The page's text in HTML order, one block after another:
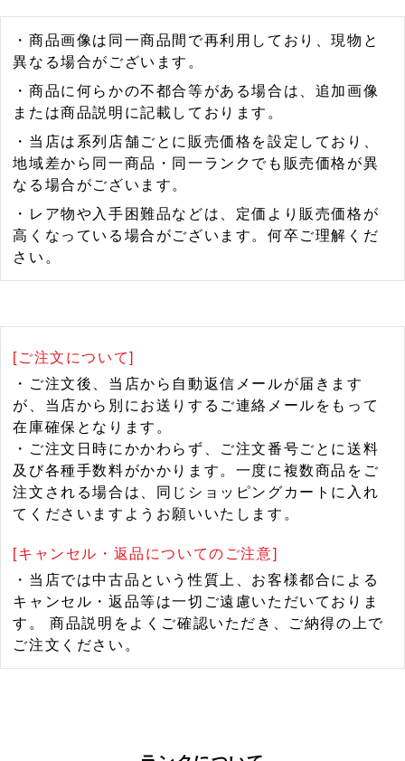
・商品画像は同一商品間で再利用しており、現物と
異なる場合がございます。
・商品に何らかの不都合等がある場合は、追加画像
または商品説明に記載しております。
・当店は系列店舗ごとに販売価格を設定しており、
地域差から同一商品・同一ランクでも販売価格が異
なる場合がございます。
・レア物や入手困難品などは、定価より販売価格が
高くなっている場合がございます。何卒ご理解くだ
さい。
[ご注文について]
・ご注文後、当店から自動返信メールが届きます
が、当店から別にお送りするご連絡メールをもって
在庫確保となります。
・ご注文日時にかかわらず、ご注文番号ごとに送料
及び各種手数料がかかります。一度に複数商品をご
注文される場合は、同じショッピングカートに入れ
てくださいますようお願いいたします。
[キャンセル・返品についてのご注意]
・当店では中古品という性質上、お客様都合による
キャンセル・返品等は一切ご遠慮いただいておりま
す。 商品説明をよくご確認いただき、ご納得の上で
ご注文ください。